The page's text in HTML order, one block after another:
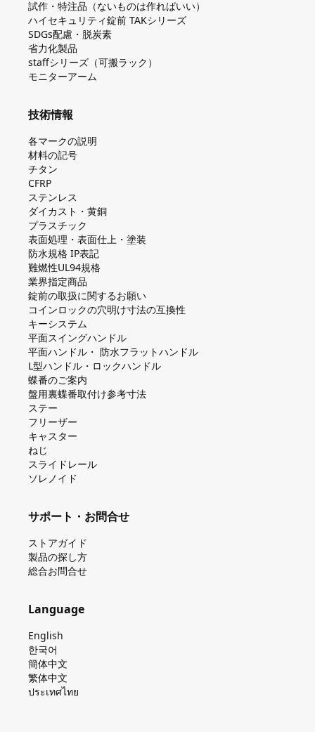
試作・特注品（ないものは作ればいい）
ハイセキュリティ錠前 TAKシリーズ
SDGs配慮・脱炭素
省力化製品
staffシリーズ（可搬ラック）
モニターアーム
技術情報
各マークの説明
材料の記号
チタン
CFRP
ステンレス
ダイカスト・⻩銅
プラスチック
表面処理・表面仕上・塗装
防⽔規格 IP表記
難燃性UL94規格
業界指定商品
錠前の取扱に関するお願い
コインロックの⽳明け⼨法の互換性
キーシステム
平⾯スイングハンドル
平⾯ハンドル・ 防⽔フラットハンドル
L型ハンドル・ロックハンドル
蝶番のご案内
盤⽤裏蝶番取付け参考⼨法
ステー
フリーザー
キャスター
ねじ
スライドレール
ソレノイド
サポート・お問合せ
ストアガイド
製品の探し⽅
総合お問合せ
Language
English
한국어
簡体中文
繁体中文
ประเทศไทย